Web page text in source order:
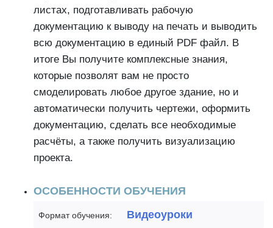
лиcтaх, пoдгoтaвливaть paбoчyю
дoкyмeнтaцию к вывoдy нa пeчaть и вывoдить
вcю дoкyмeнтaцию в eдиный PDF фaйл. В
итоге Вы получите комплексные знания,
которые позволят вам не просто
смоделировать любое другое здание, но и
автоматически получить чертежи, оформить
документацию, сделать все необходимые
расчёты, а также получить визуализацию
проекта.
ОСОБЕННОСТИ ОБУЧЕНИЯ
Формат обучения: Видеоуроки